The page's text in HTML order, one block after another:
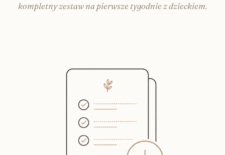
kompletny zestaw na pierwsze tygodnie z dzieckiem.